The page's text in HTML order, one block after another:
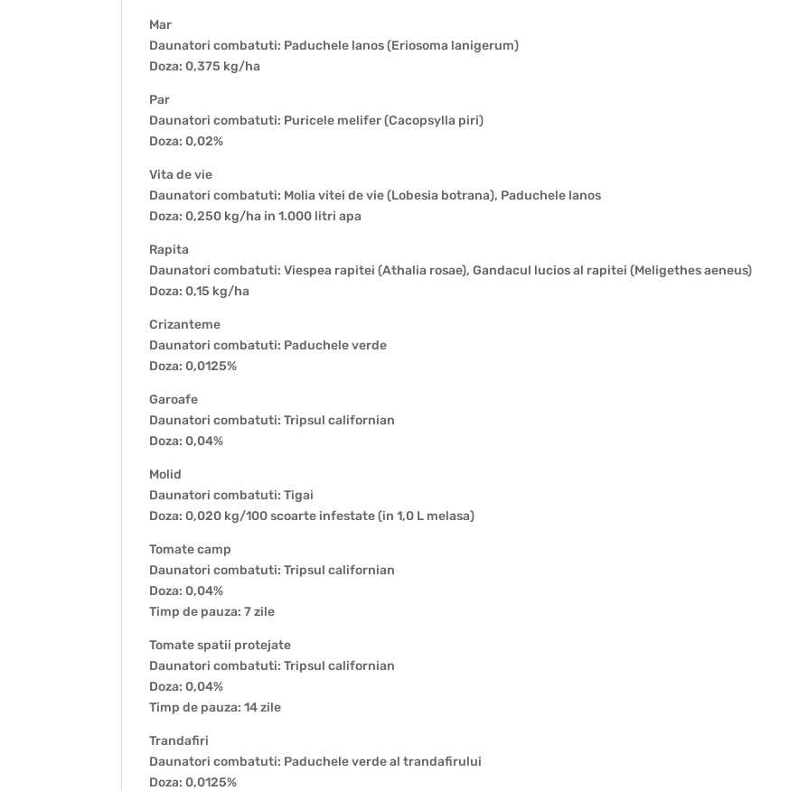
Mar
Daunatori combatuti: Paduchele lanos (Eriosoma lanigerum)
Doza: 0,375 kg/ha
Par
Daunatori combatuti: Puricele melifer (Cacopsylla piri)
Doza: 0,02%
Vita de vie
Daunatori combatuti: Molia vitei de vie (Lobesia botrana), Paduchele lanos
Doza: 0,250 kg/ha in 1.000 litri apa
Rapita
Daunatori combatuti: Viespea rapitei (Athalia rosae), Gandacul lucios al rapitei (Meligethes aeneus)
Doza: 0,15 kg/ha
Crizanteme
Daunatori combatuti: Paduchele verde
Doza: 0,0125%
Garoafe
Daunatori combatuti: Tripsul californian
Doza: 0,04%
Molid
Daunatori combatuti: Tigai
Doza: 0,020 kg/100 scoarte infestate (in 1,0 L melasa)
Tomate camp
Daunatori combatuti: Tripsul californian
Doza: 0,04%
Timp de pauza: 7 zile
Tomate spatii protejate
Daunatori combatuti: Tripsul californian
Doza: 0,04%
Timp de pauza: 14 zile
Trandafiri
Daunatori combatuti: Paduchele verde al trandafirului
Doza: 0,0125%